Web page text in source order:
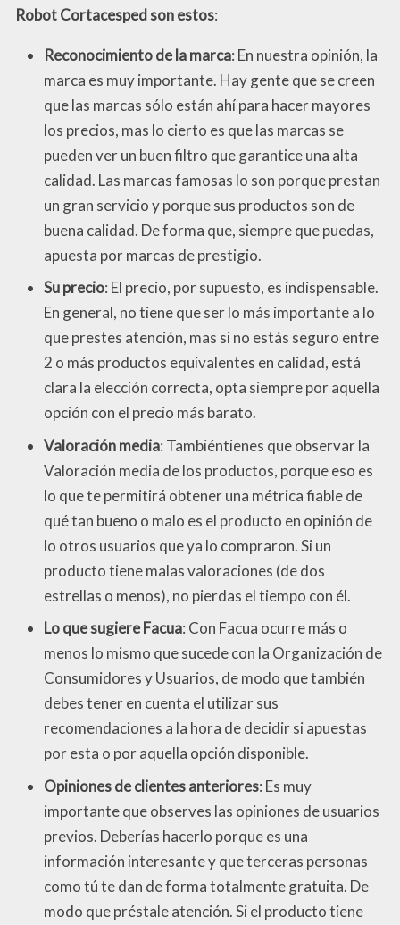
Robot Cortacesped son estos:
Reconocimiento de la marca: En nuestra opinión, la
marca es muy importante. Hay gente que se creen
que las marcas sólo están ahí para hacer mayores
los precios, mas lo cierto es que las marcas se
pueden ver un buen filtro que garantice una alta
calidad. Las marcas famosas lo son porque prestan
un gran servicio y porque sus productos son de
buena calidad. De forma que, siempre que puedas,
apuesta por marcas de prestigio.
Su precio: El precio, por supuesto, es indispensable.
En general, no tiene que ser lo más importante a lo
que prestes atención, mas si no estás seguro entre
2 o más productos equivalentes en calidad, está
clara la elección correcta, opta siempre por aquella
opción con el precio más barato.
Valoración media: Tambiéntienes que observar la
Valoración media de los productos, porque eso es
lo que te permitirá obtener una métrica fiable de
qué tan bueno o malo es el producto en opinión de
lo otros usuarios que ya lo compraron. Si un
producto tiene malas valoraciones (de dos
estrellas o menos), no pierdas el tiempo con él.
Lo que sugiere Facua: Con Facua ocurre más o
menos lo mismo que sucede con la Organización de
Consumidores y Usuarios, de modo que también
debes tener en cuenta el utilizar sus
recomendaciones a la hora de decidir si apuestas
por esta o por aquella opción disponible.
Opiniones de clientes anteriores: Es muy
importante que observes las opiniones de usuarios
previos. Deberías hacerlo porque es una
información interesante y que terceras personas
como tú te dan de forma totalmente gratuita. De
modo que préstale atención. Si el producto tiene